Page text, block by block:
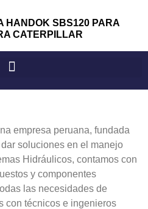
HANDOK SBS120 PARA
CATERPILLAR
empresa peruana, fundada
soluciones en el manejo
Hidráulicos, contamos con
y componentes
las necesidades de
con técnicos e ingenieros